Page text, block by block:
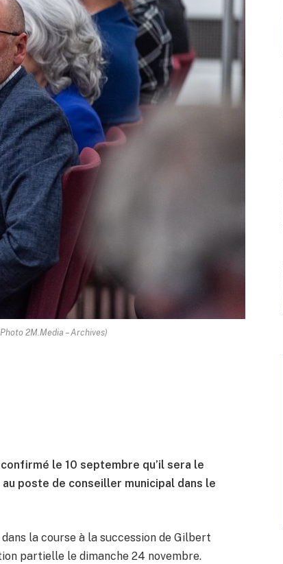
2M.Media – Archives)
le 10 septembre qu’il sera le
poste de conseiller municipal dans le
la course à la succession de Gilbert
partielle le dimanche 24 novembre.